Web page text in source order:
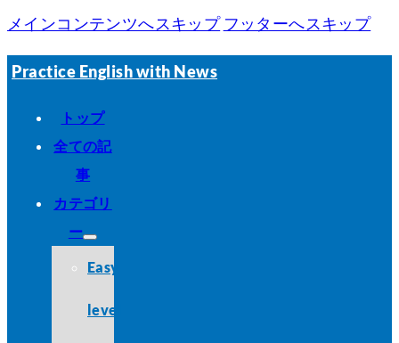
メインコンテンツへスキップ フッターへスキップ
Practice English with News
トップ
全ての記
事
カテゴリ
ー
Easy
level